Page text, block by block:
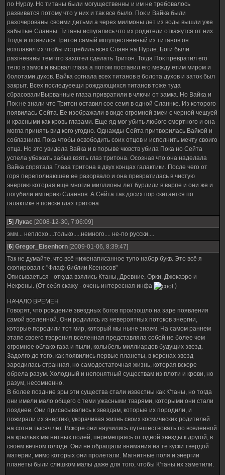
по Нурлу. Но титаны были могущественны и им не требовалось
развиватся потому что у них и так все было. Пок и Вайка были
разочерованы своими детьми а через милмоны лет из воды вышли уже
забытые Сланны. Титаны испугались что их родители откажутся от них.
Тогда и появился Тритон самый могущественный из титанов он
возглавил их чтобы истребиль всех Сланн на Нурле. Боги были
разгневаны тем что захотел сделать Тритон. Тогда Пок превратил его
тело в замок и вырвал глаза а потом поставил его между етим миром и
болотами духов. Вайка согнала всех титанов в болота духов и заток был
закрыт. Всех последуеещи рождающихся титанов тоже туда
сбрасовалиВырванные глаза привратили в члючи от замка. Но Вайка и
Пок не знали что Тритон оставил сое семя в одной Сланнке. Из которого
появилась Сейта. Ее изображали в виде огромной змеи с черной чешуей
и красными как кровь глазами. Еще яд мог убить любого смертного и она
могла принять вид кого угодно. Однажды Сейта притворилась Вайкой и
соблазнила Пока чтобы освободить соих отцов и исполнить мечту своиго
отца. Но это увидела Вайка и в порыве чювств убила Пока но Сейта
успела убежать забыв взять глаз тритона. Осознав что она наделала
Вайка спрятала Глаза тритона в двух концах галактики. После чего от
горя переполнаюшее ее разорвало и она превратилась в чистую
энергию которая еще многие миллионы лет бурлили в варпе и они же и
погубили империю Сланнов. А Сейта так досих пор скитается по
галактике в поиске глаз тритона
[5] Лукас [2008-12-30, 7:06:09]
эмм... неплохо....только.....немного.... не-по русски....
[6] Gregor_Eisenhorn [2009-01-06, 8:39:47]
Так не думайте, что всё ниженаписанное тупо набор букв. Это всё я
скопировал с "Флаф-библии Ксеносов"
Описываеться - откуда взялись Ктаны, Древние, Орки, Джокаэро и
Некроны. (От себя скажу - очень интересная инфа
)
НАЧАЛО ВРЕМЕН
Говорят, что рождение звездных богов произошло на заре появления
самой вселенной. Они родились из невероятных потоков энергии,
которые породили тот мир, который мы ныне знаем. На самом раннем
этапе своего творения вселенная представляла собой не более чем
огромное облако газа и пыли, колыбель миллиардов будущих звезд.
Задолго до того, как появились первые планеты, в коронах звезд
зародилась странная, но самодостаточная жизнь, которая вскоре
обрела разум. Холодный и непонятный существам из плоти и крови, но
разум, несомненно.
В более поздние эры эти существа стали известны как К'таны, но тогда
они имели мало общего с теми ужасными тварями, которыми они стали
позднее. Они присасывались к звездам, которые их породили, и
пожирали их энергию, укорачивая жизнь своих космических родителей
на сотни тысяч лет. Вскоре они научились путешествовать по вселенной
на крыльях магнитных полей, перемещаясь от одной звезды к другой, в
своем вечном голоде. Они не обращали внимания на те куски твердой
материи, мимо которых они пролетали. Магнитные поля и энергии
планеты были слишком малы даже для того, чтобы К'таны их заметили.